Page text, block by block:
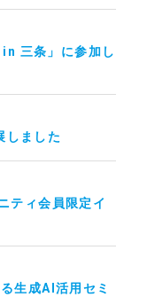
in 三条」に参加し
しました
ティ会員限定イ
生成AI活用セミ